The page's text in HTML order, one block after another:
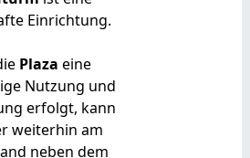
Einrichtung.
Plaza eine
Nutzung und
erfolgt, kann
weiterhin am
neben dem